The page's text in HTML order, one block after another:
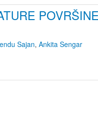
Sajan, Ankita Sengar